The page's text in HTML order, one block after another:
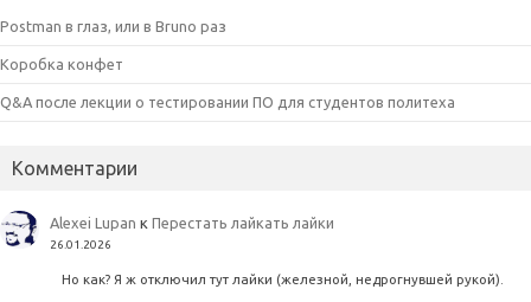
Postman в глаз, или в Bruno раз
Коробка конфет
Q&A после лекции о тестировании ПО для студентов политеха
Комментарии
Alexei Lupan кПерестать лайкать лайки
26.01.2026
Но как? Я ж отключил тут лайки (железной, недрогнувшей рукой).